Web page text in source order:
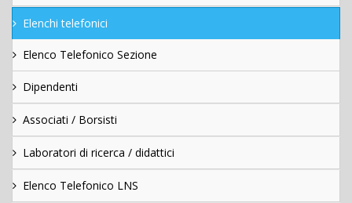
Elenchi telefonici
Elenco Telefonico Sezione
Dipendenti
Associati / Borsisti
Laboratori di ricerca / didattici
Elenco Telefonico LNS